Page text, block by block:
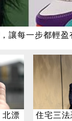
讓每一步都輕盈
北漂
住宅三法